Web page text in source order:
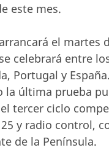
este mes.
el
celebrará entre
Portugal y
última prueba
tercer ciclo
y radio control,
de la Península.